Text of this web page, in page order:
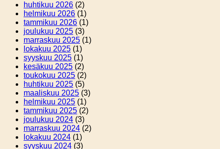
huhtikuu 2026 (2)
helmikuu 2026 (1)
tammikuu 2026 (1)
joulukuu 2025 (3)
marraskuu 2025 (1)
lokakuu 2025 (1)
syyskuu 2025 (1)
kesäkuu 2025 (2)
toukokuu 2025 (2)
huhtikuu 2025 (5)
maaliskuu 2025 (3)
helmikuu 2025 (1)
tammikuu 2025 (2)
joulukuu 2024 (3)
marraskuu 2024 (2)
lokakuu 2024 (1)
syyskuu 2024 (3)